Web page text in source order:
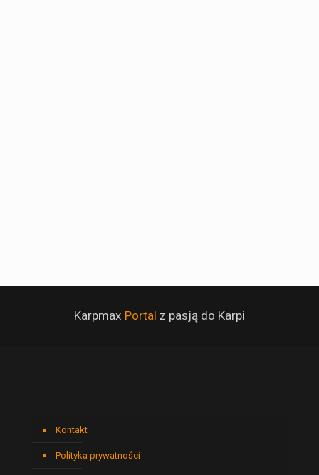
Karpmax Portal z pasją do Karpi
Kontakt
Polityka prywatności